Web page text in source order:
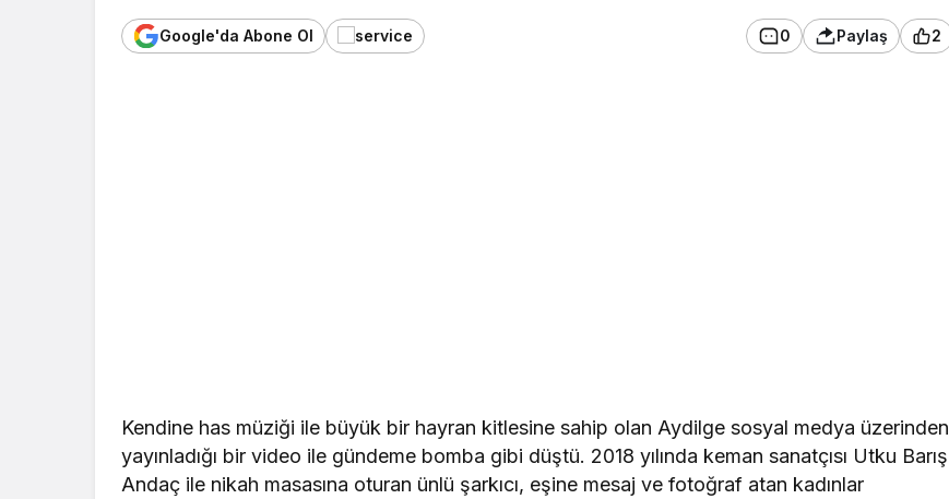
Google'da Abone Ol 0 Paylaş 2
Kendine has müziği ile büyük bir hayran kitlesine sahip olan Aydilge sosyal medya üzerinden
yayınladığı bir video ile gündeme bomba gibi düştü. 2018 yılında keman sanatçısı Utku Barış
Andaç ile nikah masasına oturan ünlü şarkıcı, eşine mesaj ve fotoğraf atan kadınlar